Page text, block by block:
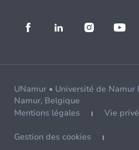
UNamur • Université de
Namur, Belgique
Mentions légales
Vie
Gestion des cookies